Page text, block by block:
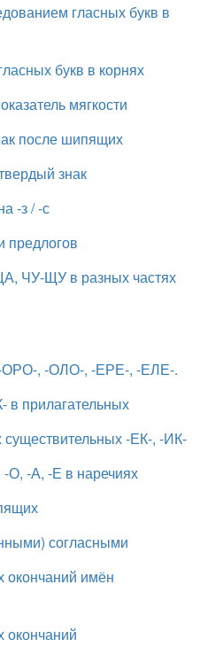
гласных букв в
букв в корнях
мягкости
после шипящих
знак
-з / -с
предлогов
ЧУ-ЩУ в разных частях
-ОРО-, -ОЛО-, -ЕРЕ-, -ЕЛЕ-.
прилагательных
-ЕК-, -ИК-
О, -А, -Е в наречиях
согласными
окончаний имён
окончаний